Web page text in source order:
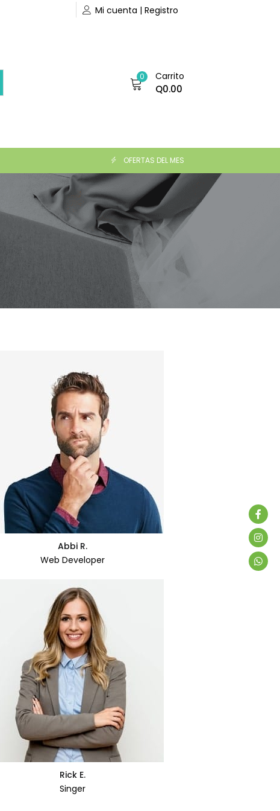
Mi cuenta | Registro
0 Carrito
Q0.00
OFERTAS DEL MES
Abbi R.
Web Developer
Rick E.
Singer